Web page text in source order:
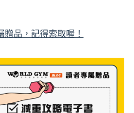
品，記得索取喔！